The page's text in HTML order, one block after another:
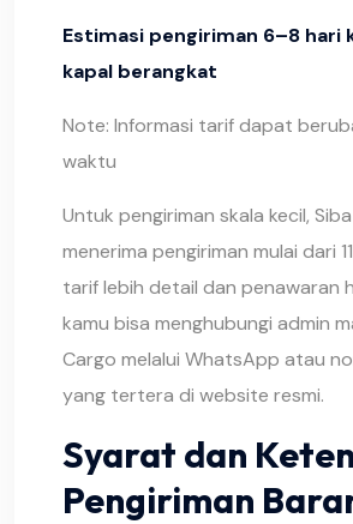
Estimasi pengiriman 6–8 hari
kapal berangkat
Note: Informasi tarif dapat
waktu
Untuk pengiriman skala kecil,
menerima pengiriman mulai dari
tarif lebih detail dan penawaran
kamu bisa menghubungi admin
Cargo melalui WhatsApp atau
yang tertera di website resmi.
Syarat dan
Pengiriman